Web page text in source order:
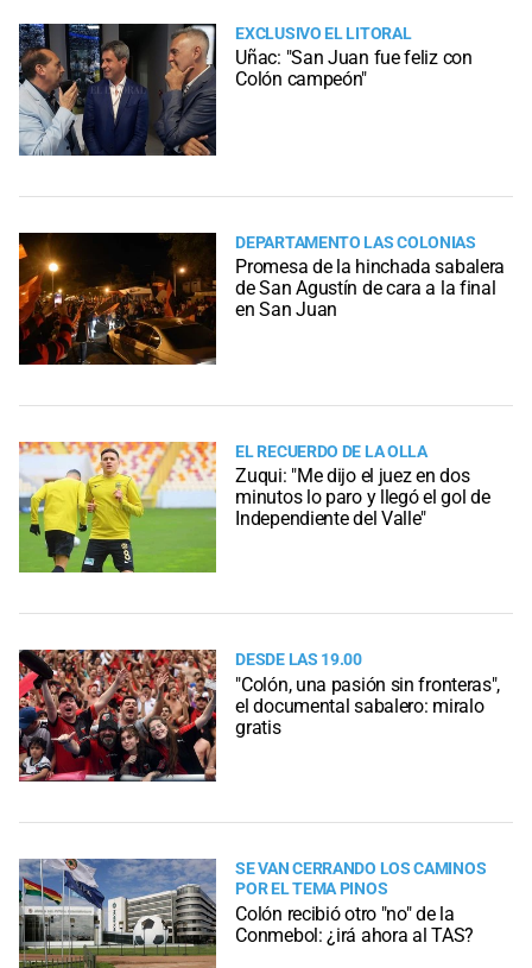
EXCLUSIVO EL LITORAL
Uñac: "San Juan fue feliz con
Colón campeón"
DEPARTAMENTO LAS COLONIAS
Promesa de la hinchada sabalera
de San Agustín de cara a la final
en San Juan
EL RECUERDO DE LA OLLA
Zuqui: "Me dijo el juez en dos
minutos lo paro y llegó el gol de
Independiente del Valle"
DESDE LAS 19.00
"Colón, una pasión sin fronteras",
el documental sabalero: miralo
gratis
SE VAN CERRANDO LOS CAMINOS
POR EL TEMA PINOS
Colón recibió otro "no" de la
Conmebol: ¿irá ahora al TAS?